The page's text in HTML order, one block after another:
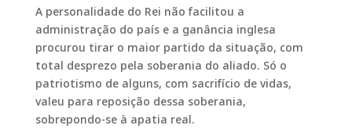
A personalidade do Rei não facilitou a
administração do país e a ganância inglesa
procurou tirar o maior partido da situação, com
total desprezo pela soberania do aliado. Só o
patriotismo de alguns, com sacrifício de vidas,
valeu para reposição dessa soberania,
sobrepondo-se à apatia real.